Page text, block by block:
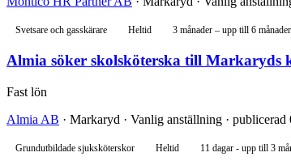
Svetsare och gasskärare Heltid 3 månader – upp till 6 månader
Almia söker skolsköterska till Markaryds
Fast lön
Almia AB · Markaryd · Vanlig anställning · publicerad
Grundutbildade sjuksköterskor Heltid 11 dagar - upp till 3